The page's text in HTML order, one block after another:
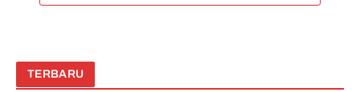
TERBARU